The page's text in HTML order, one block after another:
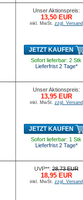
Unser Aktionspreis:
13,50 EUR
inkl. MwSt. zzgl. Versand
JETZT KAUFEN
Sofort lieferbar: 2 Stk
Lieferfrist 2 Tage*
Unser Aktionspreis:
13,95 EUR
inkl. MwSt. zzgl. Versand
JETZT KAUFEN
Sofort lieferbar: 1 Stk
Lieferfrist 2 Tage*
UVP**:28,73 EUR
18,95 EUR
inkl. MwSt. zzgl. Versand